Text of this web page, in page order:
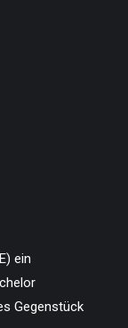
ein
Gegenstück